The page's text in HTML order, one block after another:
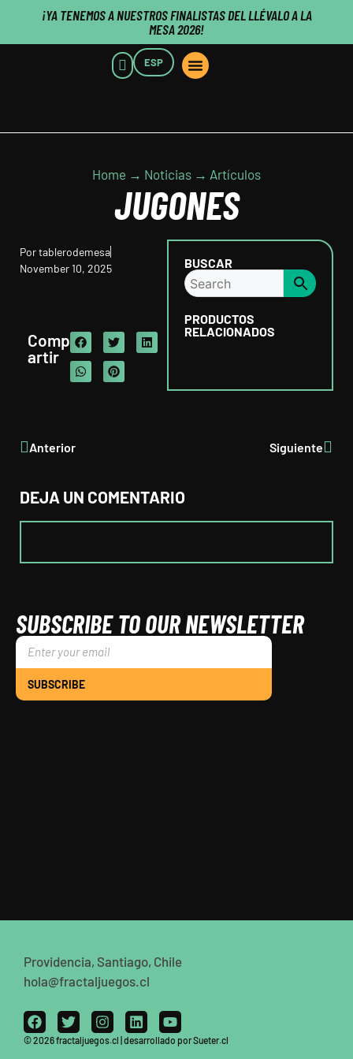
¡YA TENEMOS A NUESTROS FINALISTAS DEL LLÉVALO A LA
MESA 2026!
ESP
Home → Noticias → Artículos
JUGONES
Portablerodemesa
November 10, 2025
Comp
artir
BUSCAR
PRODUCTOS
RELACIONADOS
Anterior Siguiente
DEJA UN COMENTARIO
SUBSCRIBE TO OUR NEWSLETTER
SUBSCRIBE
Providencia, Santiago, Chile
hola@fractaljuegos.cl
© 2026 fractaljuegos.cl | desarrollado por Sueter.cl